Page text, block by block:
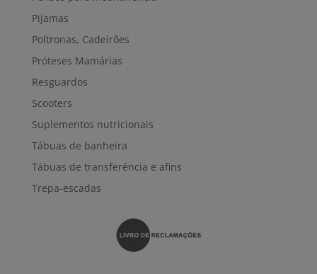
Pijamas
Poltronas, Cadeirões
Próteses Mamárias
Resguardos
Scooters
Suplementos nutricionais
Tábuas de banheira
Tábuas de transferência e afins
Trepa-escadas